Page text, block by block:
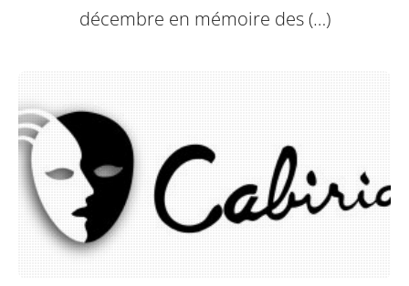
décembre en mémoire des (…)